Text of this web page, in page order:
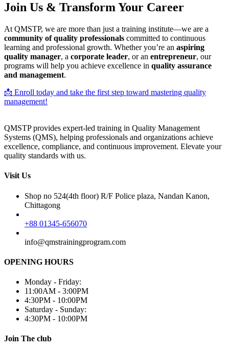
Join Us & Transform Your Career
At QMSTP, we are more than just a training institute—we are a
community of quality professionals committed to continuous
learning and professional growth. Whether you’re an aspiring
quality manager, a corporate leader, or an entrepreneur, our
programs will help you achieve excellence in quality assurance
and management.
📩 Enroll today and take the first step toward mastering quality
management!
QMSTP provides expert-led training in Quality Management
Systems (QMS), helping professionals and organizations achieve
excellence, compliance, and continuous improvement. Elevate your
quality standards with us.
Visit Us
Shop no 524(4th floor) R/F Police plaza, Nandan Kanon,
Chittagong
+88 01345-656070
info@qmstrainingprogram.com
OPENING HOURS
Monday - Friday:
11:00AM - 3:00PM
4:30PM - 10:00PM
Saturday - Sunday:
4:30PM - 10:00PM
Join The club